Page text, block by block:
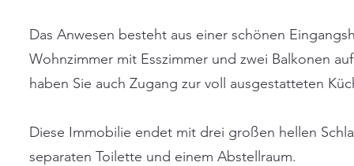
Das Anwesen besteht aus einer schönen
Wohnzimmer mit Esszimmer und zwei Balkonen
haben Sie auch Zugang zur voll ausgestatteten
Diese Immobilie endet mit drei großen hellen
separaten Toilette und einem Abstellraum.